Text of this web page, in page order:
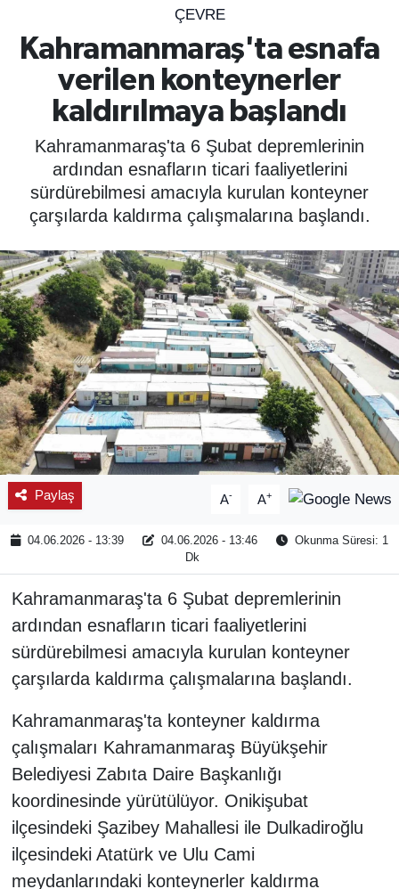
ÇEVRE
Kahramanmaraş'ta esnafa
verilen konteynerler
kaldırılmaya başlandı
Kahramanmaraş'ta 6 Şubat depremlerinin
ardından esnafların ticari faaliyetlerini
sürdürebilmesi amacıyla kurulan konteyner
çarşılarda kaldırma çalışmalarına başlandı.
Paylaş A- A+
04.06.2026 - 13:39 04.06.2026 - 13:46
Okunma Süresi: 1
Dk
Kahramanmaraş'ta 6 Şubat depremlerinin
ardından esnafların ticari faaliyetlerini
sürdürebilmesi amacıyla kurulan konteyner
çarşılarda kaldırma çalışmalarına başlandı.
Kahramanmaraş'ta konteyner kaldırma
çalışmaları Kahramanmaraş Büyükşehir
Belediyesi Zabıta Daire Başkanlığı
koordinesinde yürütülüyor. Onikişubat
ilçesindeki Şazibey Mahallesi ile Dulkadiroğlu
ilçesindeki Atatürk ve Ulu Cami
meydanlarındaki konteynerler kaldırma
ÇEVRE
YAŞAM
BİLİM - TEKNOLOJİ
KADIN
KÜLTÜR SANAT
MAGAZİN